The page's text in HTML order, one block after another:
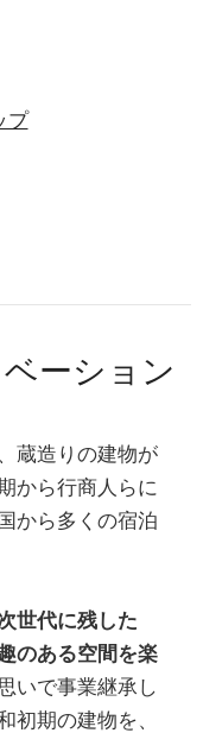
プ
ーション
蔵造りの建物が
から行商人らに
から多くの宿泊
世代に残した
のある空間を楽
いで事業継承し
初期の建物を、